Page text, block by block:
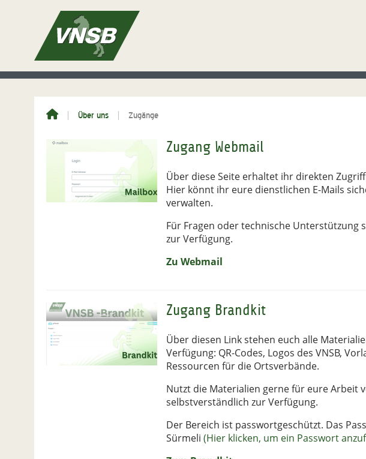
Über uns Zugänge
Zugang Webmail
Über diese Seite erhaltet ihr direkten
Hier könnt ihr eure dienstlichen E-Mails
verwalten.
Für Fragen oder technische Unterstützung
zur Verfügung.
Zu Webmail
Zugang Brandkit
Über diesen Link stehen euch alle
Verfügung: QR-Codes, Logos des VNSB,
Ressourcen für die Ortsverbände.
Nutzt die Materialien gerne für eure Arbeit
selbstverständlich zur Verfügung.
Der Bereich ist passwortgeschützt. Das
Sürmeli (Hier klicken, um ein Passwort